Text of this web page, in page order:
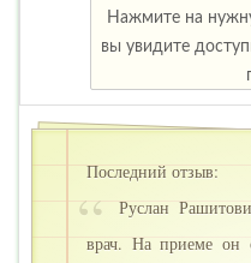
Нажмите на
вы увидите
Последний отзыв:
Руслан
врач. На приеме он